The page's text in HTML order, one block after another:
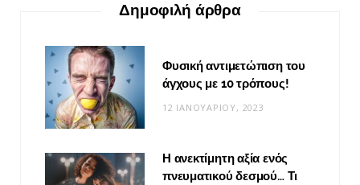
Δημοφιλή άρθρα
Φυσική αντιμετώπιση του
άγχους με 10 τρόπους!
12 ΙΑΝΟΥΑΡΊΟΥ, 2023
Η ανεκτίμητη αξία ενός
πνευματικού δεσμού… Τι